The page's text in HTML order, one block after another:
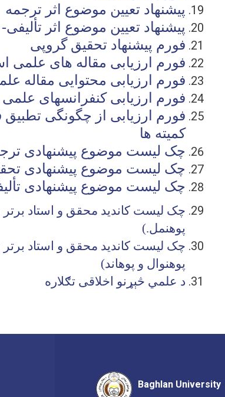
پیشنهاد تعیین موضوع اثر ترجمه
پیشنهاد تعیین موضوع اثر
فورم پیشنهاد تحقیق گروپی
فورم ارزیابی مقاله های علمی
فورم ارزیابی محتوایی مقاله
فورم ارزیابی کنفرانسهای
فورم ارزیابی از چگونگی
کمیته ها
چک لیست موضوع پیشنهادی
چک لیست موضوع پیشنهادی
چک لیست موضوع پیشنهادی
چک لیست کاندید محقق و استاد برتر
پوهنمل(.
چک لیست کاندید محقق و استاد
پوهنوال و پوهاند(
د علمي څېړنو اخلاقی تګلاره
Baghlan University